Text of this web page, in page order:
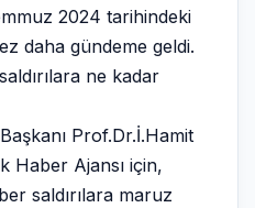
2024 tarihindeki
daha gündeme geldi.
saldırılara ne kadar
Başkanı Prof.Dr.İ.Hamit
Haber Ajansı için,
saldırılara maruz